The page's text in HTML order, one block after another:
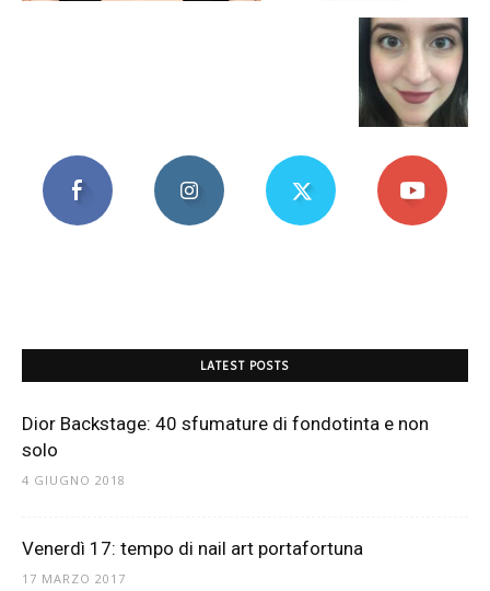
LATEST POSTS
Dior Backstage: 40 sfumature di fondotinta e non
solo
4 GIUGNO 2018
Venerdì 17: tempo di nail art portafortuna
17 MARZO 2017